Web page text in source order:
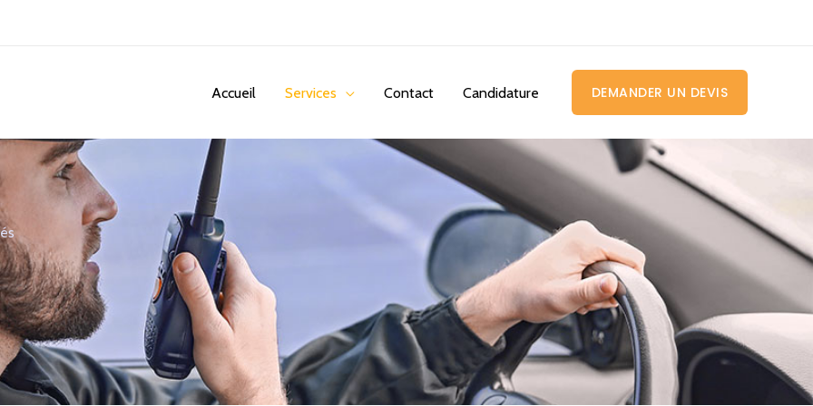
Accueil Services Contact Candidature DEMANDER UN DEVIS